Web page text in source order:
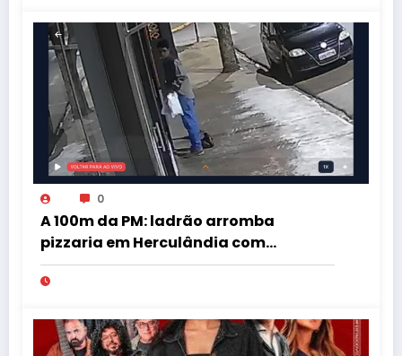
0
A 100m da PM: ladrão arromba
pizzaria em Herculândia com
patinete furtado